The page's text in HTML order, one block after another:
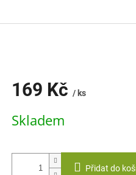
169 Kč / ks
cena:
Skladem
Přidat do